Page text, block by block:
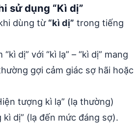
sử dụng “Kì dị”
dùng từ “kì dị” trong tiếng
“kì dị” với “kì lạ” – “kì dị” mang
gợi cảm giác sợ hãi hoặc
tượng kì lạ” (lạ thường)
dị” (lạ đến mức đáng sợ).